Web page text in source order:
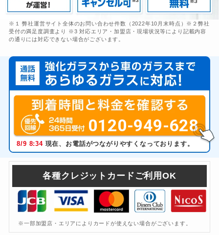
※１ 弊社運営サイト全体のお問い合わせ件数（2022年10月末時点）※２弊社
受付の満足度調査より ※3 対応エリア・加盟店・現場状況等により記載内容
の通りには対応できない場合がございます。
0120-949-628
8/9 8:34現在、お電話がつながりやすくなっております。
各種クレジットカードご利用OK
※一部加盟店・エリアによりカードが使えない場合がございます。